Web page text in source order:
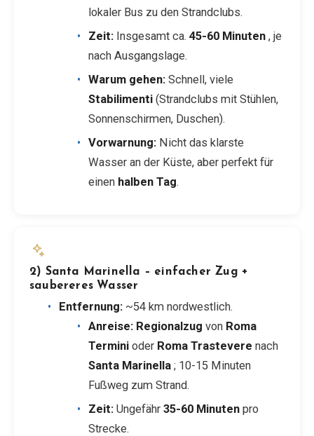
lokaler Bus zu den Strandclubs.
Zeit: Insgesamt ca. 45-60 Minuten , je
nach Ausgangslage.
Warum gehen: Schnell, viele
Stabilimenti (Strandclubs mit Stühlen,
Sonnenschirmen, Duschen).
Vorwarnung: Nicht das klarste
Wasser an der Küste, aber perfekt für
einen halben Tag.
2) Santa Marinella – einfacher Zug +
saubereres Wasser
Entfernung: ~54 km nordwestlich.
Anreise: Regionalzug von Roma
Termini oder Roma Trastevere nach
Santa Marinella ; 10-15 Minuten
Fußweg zum Strand.
Zeit: Ungefähr 35-60 Minuten pro
Strecke.